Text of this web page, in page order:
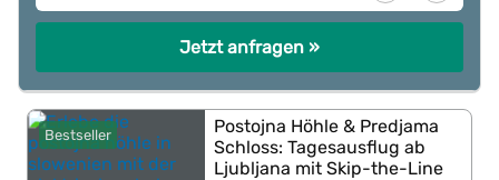
Jetzt anfragen »
Bestseller
Postojna Höhle & Predjama
Schloss: Tagesausflug ab
Ljubljana mit Skip-the-Line